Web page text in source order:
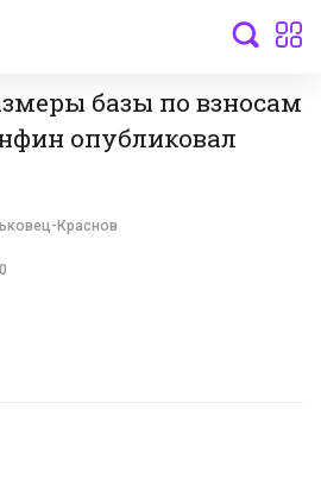
базы по взносам
опубликовал
Краснов